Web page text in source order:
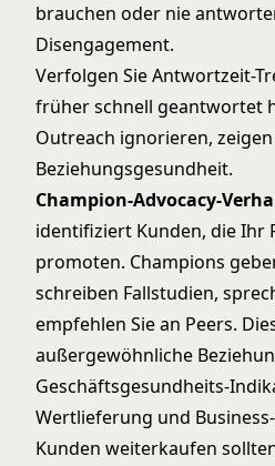
brauchen oder nie
Disengagement.
Verfolgen Sie Antwortzeit-
früher schnell geantwortet
Outreach ignorieren,
Beziehungsgesundheit.
Champion-Advocacy-
identifiziert Kunden, die Ihr
promoten. Champions
schreiben Fallstudien,
empfehlen Sie an Peers.
außergewöhnliche
Geschäftsgesundheits-
Wertlieferung und
Kunden weiterkaufen